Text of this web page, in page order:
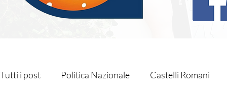
Tutti i post Politica Nazionale Castelli Romani